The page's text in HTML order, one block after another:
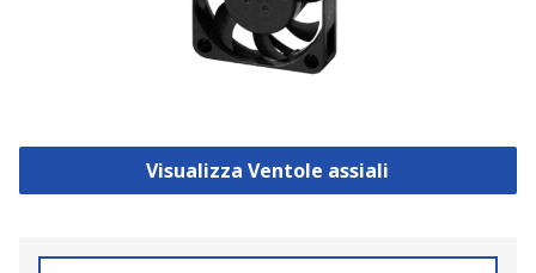
Visualizza Ventole assiali